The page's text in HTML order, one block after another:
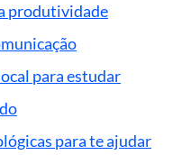
produtividade
para estudar
para te ajudar